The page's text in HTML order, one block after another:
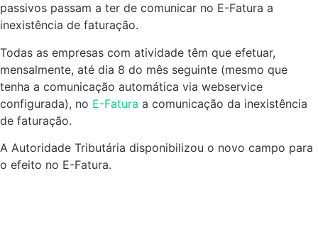
passivos passam a ter de comunicar no E-Fatura a
inexistência de faturação.
Todas as empresas com atividade têm que efetuar,
mensalmente, até dia 8 do mês seguinte (mesmo que
tenha a comunicação automática via webservice
configurada), no E-Fatura a comunicação da inexistência
de faturação.
A Autoridade Tributária disponibilizou o novo campo para
o efeito no E-Fatura.